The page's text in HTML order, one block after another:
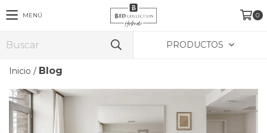
MENÚ 0
PRODUCTOS
Inicio / Blog